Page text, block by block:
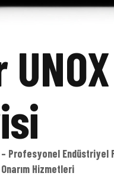
Profesyonel Endüstriyel
Hizmetleri